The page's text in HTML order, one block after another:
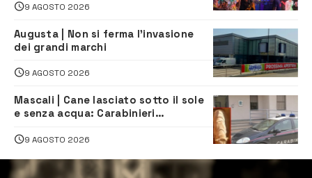
9 AGOSTO 2026
Augusta | Non si ferma l’invasione
dei grandi marchi
9 AGOSTO 2026
Mascali | Cane lasciato sotto il sole
e senza acqua: Carabinieri
9 AGOSTO 2026